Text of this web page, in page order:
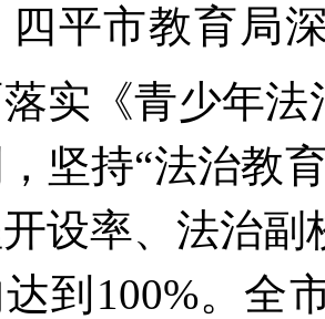
四平市教育局
实《青少年法
坚持“法治教
设率、法治副
到100%。全